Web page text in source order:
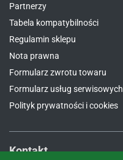
Partnerzy
Tabela kompatybilności
Regulamin sklepu
Nota prawna
Formularz zwrotu towaru
Formularz usług serwisowych
Polityk prywatności i cookies
Kontakt